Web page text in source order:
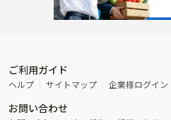
製造･加工･販売
その他農業関連企業
ネス
ご利用ガイド
ヘルプ サイトマップ 企業様ログイン
お問い合わせ